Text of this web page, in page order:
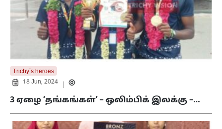
Trichy's heroes
18 Jun, 2024
3 ஏழை ‘தங்கங்கள்’ – ஒலிம்பிக் இலக்கு –…